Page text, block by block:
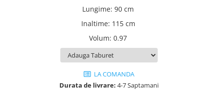
Lungime: 90 cm
Inaltime: 115 cm
Volum: 0.97
LA COMANDA
Durata de livrare: 4-7 Saptamani